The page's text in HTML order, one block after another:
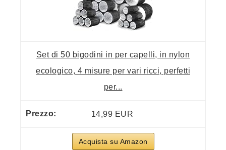
Set di 50 bigodini in per capelli, in nylon
ecologico, 4 misure per vari ricci, perfetti
per...
14,99 EUR
Acquista su Amazon